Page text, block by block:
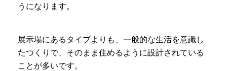
うになります。
展示場にあるタイプよりも、一般的な生活を意識し
たつくりで、そのまま住めるように設計されている
ことが多いです。